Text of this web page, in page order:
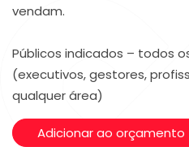
vendam.
Públicos indicados – todos
(executivos, gestores,
qualquer área)
Adicionar ao orçamento